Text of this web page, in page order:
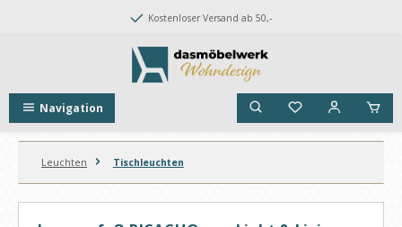
Zum Hauptinhalt springenKostenloser Versand ab 50,-
Navigation
Leuchten Tischleuchten